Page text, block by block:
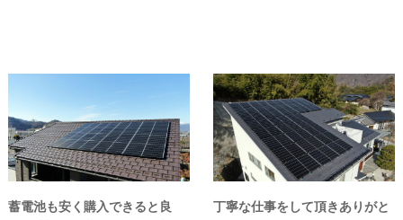
蓄電池も安く購入できると良
丁寧な仕事をして頂きありがと